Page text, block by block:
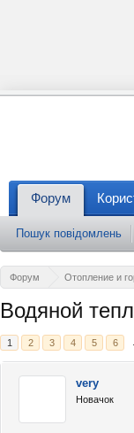
Форум Отопление и
Водяной
1 2 3 4 5 6
very
Новачок
Форум
Пошук повідомлень